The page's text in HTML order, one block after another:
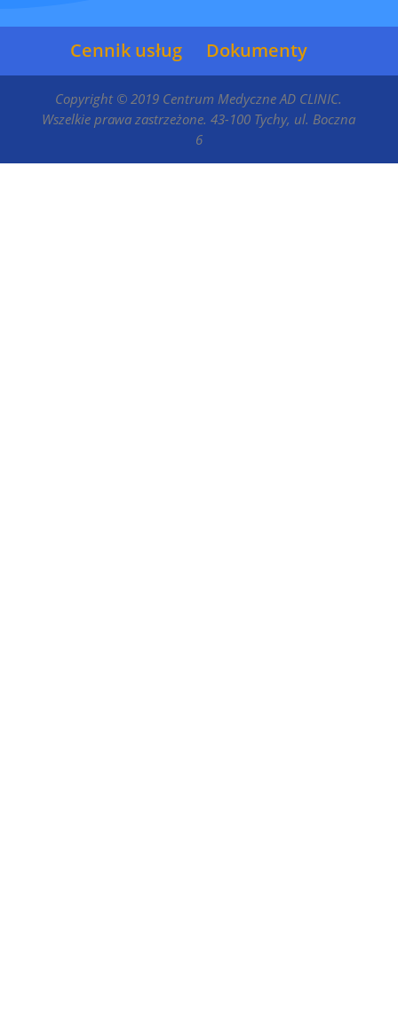
Cennik usług Dokumenty
Copyright © 2019 Centrum Medyczne AD CLINIC.
Wszelkie prawa zastrzeżone. 43-100 Tychy, ul. Boczna
6